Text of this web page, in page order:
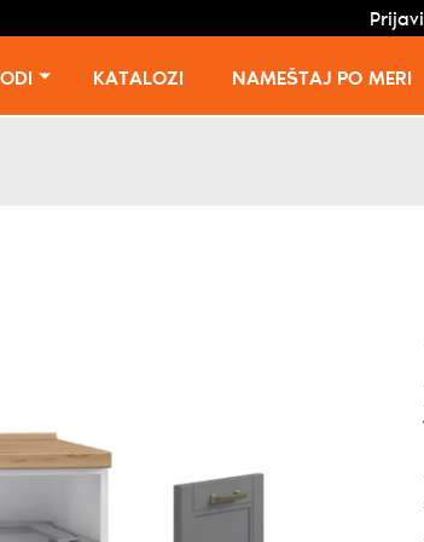
KATALOZI NAMEŠTAJ PO MERI